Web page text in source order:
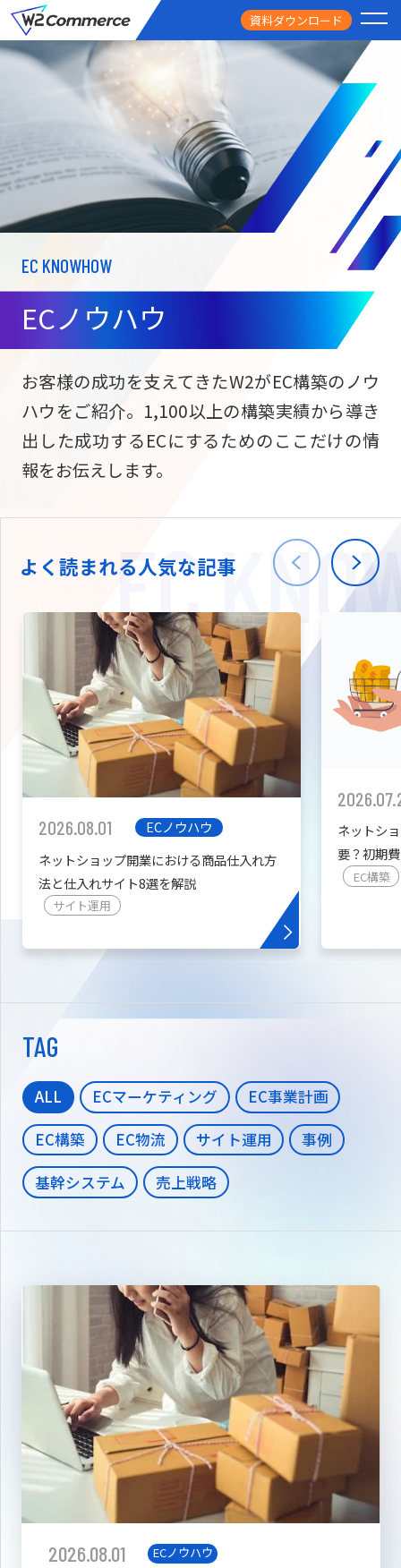
資料ダウンロード
サービス
ECサイト構築
サブスク/定期通販
ECサイト構築
海外進出・現地
W2
拡張プラグイン一覧
カスタマイズ開発
PRICE
料金
FEATURE
導入事例
USEFUL
お役立ち情報
NEWS
ニュース
会社情報
TW
EC KNOWHOW
ECノウハウ
お客様の成功を支えてきたW2がEC構築のノウ
ハウをご紹介。1,100以上の構築実績から導き
出した成功するECにするためのここだけの情
報をお伝えします。
よく読まれる人気な記事
2026.08.01
ECノウハウ
ネットショップ開業における商品仕入れ方
法と仕入れサイト8選を解説
サイト運用
ネットシ
要？初期
を紹介
EC構築
TAG
ALL ECマーケティング
EC事業計画
EC構築
EC物流 サイト運用
事例
基幹システム
売上戦略
2026.08.01 ECノウハウ